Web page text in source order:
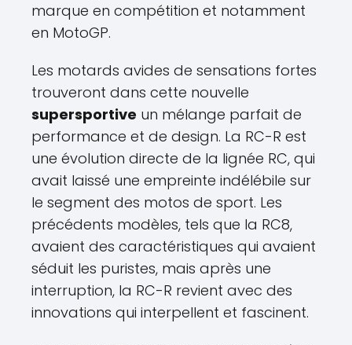
marque en compétition et notamment
en MotoGP.
Les motards avides de sensations fortes
trouveront dans cette nouvelle
supersportive un mélange parfait de
performance et de design. La RC-R est
une évolution directe de la lignée RC, qui
avait laissé une empreinte indélébile sur
le segment des motos de sport. Les
précédents modèles, tels que la RC8,
avaient des caractéristiques qui avaient
séduit les puristes, mais après une
interruption, la RC-R revient avec des
innovations qui interpellent et fascinent.